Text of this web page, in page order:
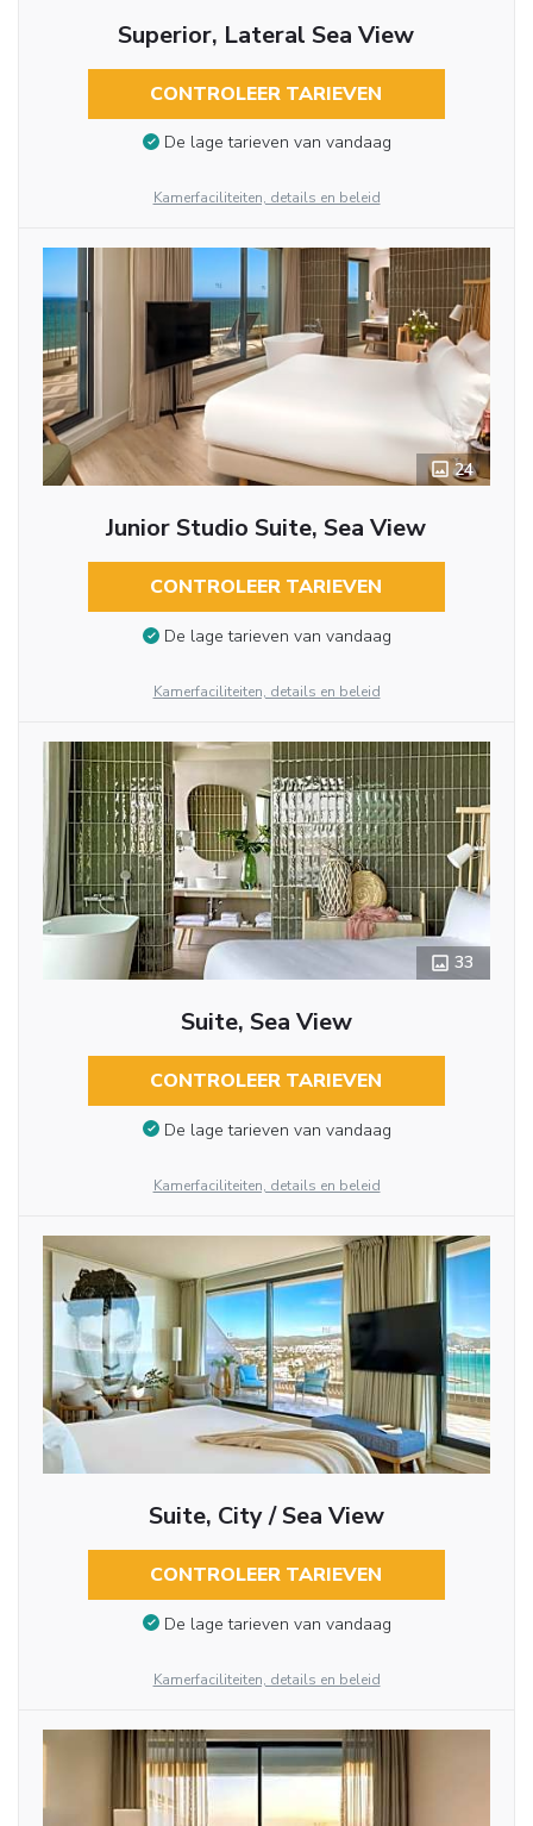
Superior, Lateral Sea View
CONTROLEER TARIEVEN
De lage tarieven van vandaag
Kamerfaciliteiten, details en beleid
24
Junior Studio Suite, Sea View
CONTROLEER TARIEVEN
De lage tarieven van vandaag
Kamerfaciliteiten, details en beleid
33
Suite, Sea View
CONTROLEER TARIEVEN
De lage tarieven van vandaag
Kamerfaciliteiten, details en beleid
Suite, City / Sea View
CONTROLEER TARIEVEN
De lage tarieven van vandaag
Kamerfaciliteiten, details en beleid